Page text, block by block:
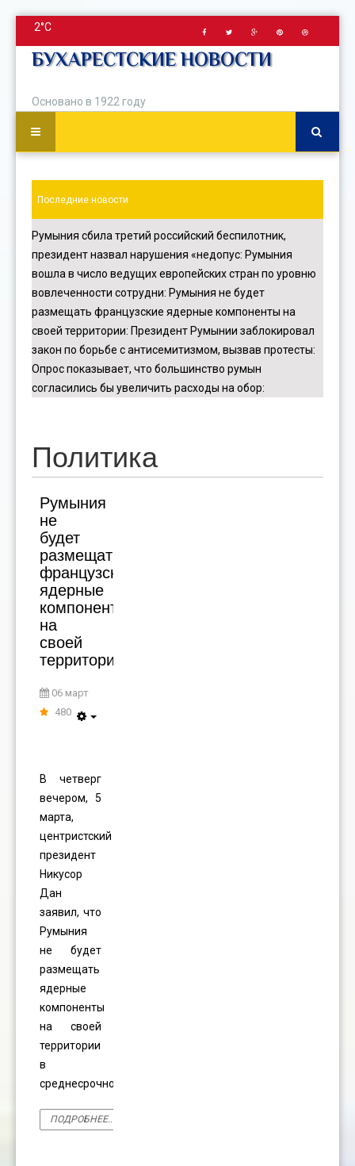
2°C
БУХАРЕСТСКИЕ НОВОСТИ
Основано в 1922 году
Последние новости
Румыния сбила третий российский беспилотник,
президент назвал нарушения «недопус: Румыния
вошла в число ведущих европейских стран по уровню
вовлеченности сотрудни: Румыния не будет
размещать французские ядерные компоненты на
своей территории: Президент Румынии заблокировал
закон по борьбе с антисемитизмом, вызвав протесты:
Опрос показывает, что большинство румын
согласились бы увеличить расходы на обор:
Политика
Румыния
не
будет
размещать
французские
ядерные
компоненты
на
своей
территории
06 март
480
В четверг
вечером, 5
марта,
центристский
президент
Никусор
Дан
заявил, что
Румыния
не будет
размещать
ядерные
компоненты
на своей
территории
в
среднесрочной
ПОДРОБНЕЕ...